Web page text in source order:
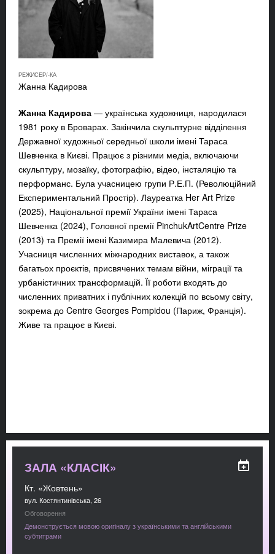
РЕЖИСЕР/-КА
Жанна Кадирова
Жанна Кадирова — українська художниця, народилася
1981 року в Броварах. Закінчила скульптурне відділення
Державної художньої середньої школи імені Тараса
Шевченка в Києві. Працює з різними медіа, включаючи
скульптуру, мозаїку, фотографію, відео, інсталяцію та
перформанс. Була учасницею групи Р.Е.П. (Революційний
Експериментальний Простір). Лауреатка Her Art Prize
(2025), Національної премії України імені Тараса
Шевченка (2024), Головної премії PinchukArtCentre Prize
(2013) та Премії імені Казимира Малевича (2012).
Учасниця численних міжнародних виставок, а також
багатьох проєктів, присвячених темам війни, міграції та
урбаністичних трансформацій. Її роботи входять до
численних приватних і публічних колекцій по всьому світу,
зокрема до Centre Georges Pompidou (Париж, Франція).
Живе та працює в Києві.
ЗАЛА «КЛАСІК»
Кт. «Жовтень»
вул. Костянтинівська, 26
Обговорення
Демонструється мовою оригіналу з українськими та англійськими
субтитрами